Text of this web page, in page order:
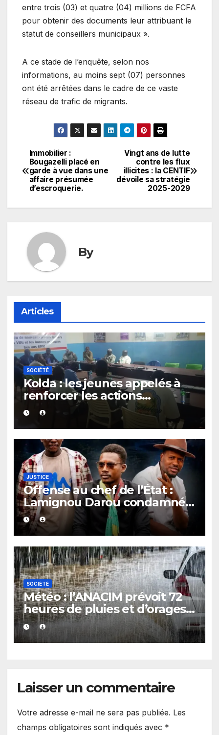
entre trois (03) et quatre (04) millions de FCFA
pour obtenir des documents leur attribuant le
statut de conseillers municipaux ».
A ce stade de l’enquête, selon nos
informations, au moins sept (07) personnes
ont été arrêtées dans le cadre de ce vaste
réseau de trafic de migrants.
Navigation
de
l’article
Vingt ans de lutte
contre les flux
illicites : la CENTIF
dévoile sa stratégie
2025-2029
Immobilier :
Bougazelli placé en
garde à vue dans une
affaire présumée
d’escroquerie.
By
Articles
SOCIÉTÉ
Kolda : les jeunes appelés à
renforcer les actions
communautaires pendant les
vacances
JUSTICE
Offense au chef de l’État :
Lamignou Darou condamné à
3 mois ferme, Oustaz Thiep et
Ndiaye Touba écopent de 2
mois
SOCIÉTÉ
Météo : l’ANACIM prévoit 72
heures de pluies et d’orages
sur plusieurs régions du
Sénégal
Laisser un commentaire
Votre adresse e-mail ne sera pas publiée. Les
champs obligatoires sont indiqués avec *